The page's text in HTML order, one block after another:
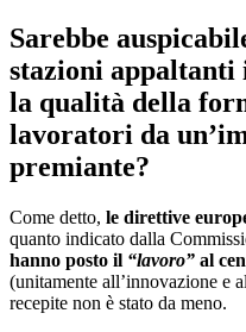
Sarebbe
stazioni appaltanti
la qualità della
lavoratori da
premiante?
Come detto, le direttive
quanto indicato dalla
hanno posto il “lavoro” al
(unitamente all’innovazione e
recepite non è stato da meno.